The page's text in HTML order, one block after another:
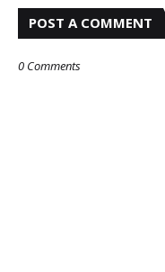
POST A COMMENT
0 Comments